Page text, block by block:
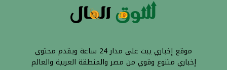
موقع إخباري يبث على مدار 24 ساعة ويقدم محتوى
إخباري متنوع وقوي من مصر والمنطقة العربية والعالم